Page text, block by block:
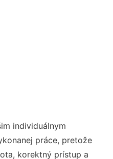
individuálnym
práce, pretože
korektný prístup a